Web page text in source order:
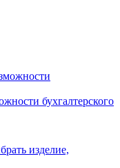
бухгалтерского